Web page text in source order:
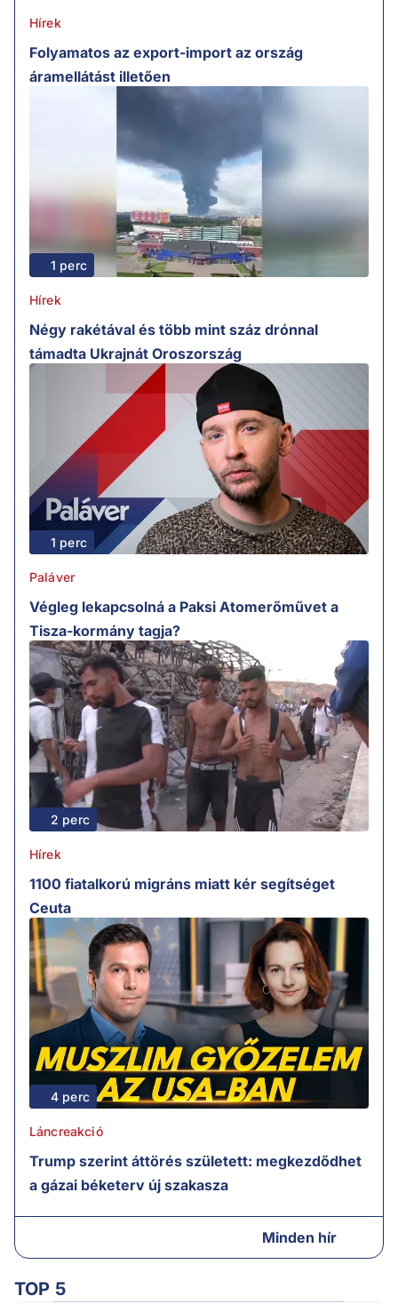
Hírek
Folyamatos az export-import az ország
áramellátást illetően
1 perc
Hírek
Négy rakétával és több mint száz drónnal
támadta Ukrajnát Oroszország
1 perc
Paláver
Végleg lekapcsolná a Paksi Atomerőművet a
Tisza-kormány tagja?
2 perc
Hírek
1100 fiatalkorú migráns miatt kér segítséget
Ceuta
4 perc
Láncreakció
Trump szerint áttörés született: megkezdődhet
a gázai béketerv új szakasza
Minden hír
TOP 5